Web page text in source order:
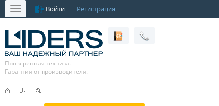
Меню Войти Регистрация
Проверенная техника.
Гарантия от производителя.